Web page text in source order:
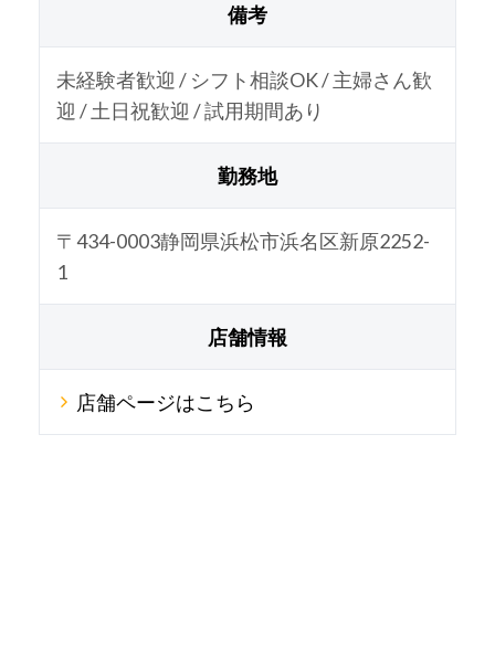
備考
未経験者歓迎 / シフト相談OK / 主婦さん歓
迎 / 土日祝歓迎 / 試用期間あり
勤務地
〒434-0003静岡県浜松市浜名区新原2252-
1
店舗情報
店舗ページはこちら